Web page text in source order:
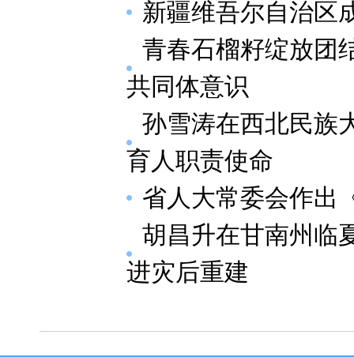
新疆维吾尔自治区
青春石榴籽绽放团
共同体意识
孙雪涛在西北民族
育人职责使命
省人大常委会作出
胡昌升在甘南州临
进灾后重建